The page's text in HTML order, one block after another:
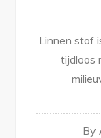
Linnen stof
tijdloos
By